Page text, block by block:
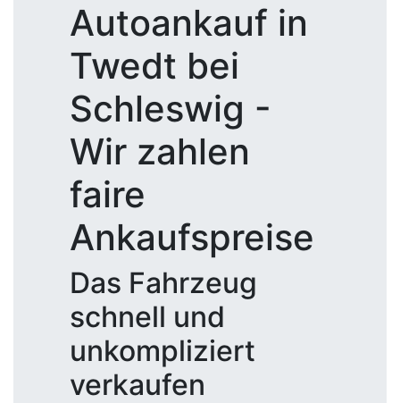
Autoankauf in
Twedt bei
Schleswig -
Wir zahlen
faire
Ankaufspreise
Das Fahrzeug
schnell und
unkompliziert
verkaufen